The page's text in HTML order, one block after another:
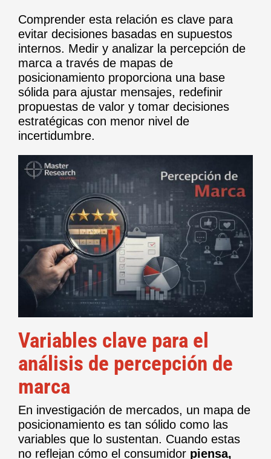
Comprender esta relación es clave para
evitar decisiones basadas en supuestos
internos. Medir y analizar la percepción de
marca a través de mapas de
posicionamiento proporciona una base
sólida para ajustar mensajes, redefinir
propuestas de valor y tomar decisiones
estratégicas con menor nivel de
incertidumbre.
Variables clave para el
análisis de percepción de
marca
En investigación de mercados, un mapa de
posicionamiento es tan sólido como las
variables que lo sustentan. Cuando estas
no reflejan cómo el consumidor piensa,